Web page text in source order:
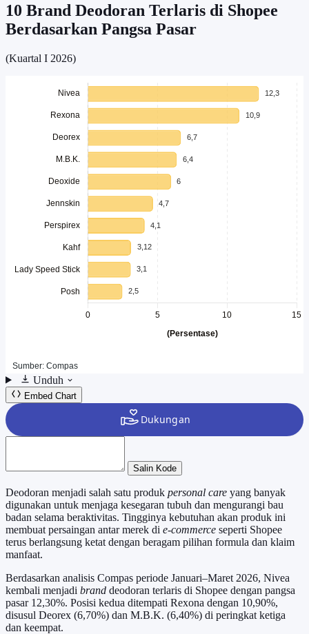
10 Brand Deodoran Terlaris di Shopee
Berdasarkan Pangsa Pasar
(Kuartal I 2026)
Unduh
Embed Chart
Salin Kode
Deodoran menjadi salah satu produk personal care yang banyak
digunakan untuk menjaga kesegaran tubuh dan mengurangi bau
badan selama beraktivitas. Tingginya kebutuhan akan produk ini
membuat persaingan antar merek di e-commerce seperti Shopee
terus berlangsung ketat dengan beragam pilihan formula dan klaim
manfaat.
Berdasarkan analisis Compas periode Januari–Maret 2026, Nivea
kembali menjadi brand deodoran terlaris di Shopee dengan pangsa
pasar 12,30%. Posisi kedua ditempati Rexona dengan 10,90%,
disusul Deorex (6,70%) dan M.B.K. (6,40%) di peringkat ketiga
dan keempat.